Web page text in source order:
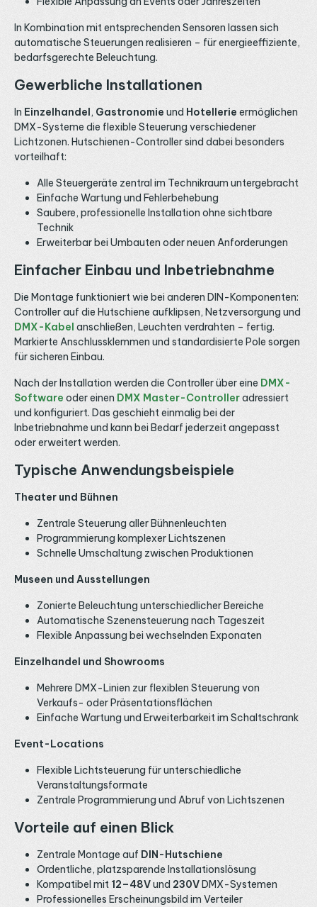
In Kombination mit entsprechenden Sensoren lassen sich
automatische Steuerungen realisieren – für energieeffiziente,
bedarfsgerechte Beleuchtung.
Gewerbliche Installationen
In Einzelhandel, Gastronomie und Hotellerie ermöglichen
DMX-Systeme die flexible Steuerung verschiedener
Lichtzonen. Hutschienen-Controller sind dabei besonders
vorteilhaft:
Alle Steuergeräte zentral im Technikraum untergebracht
Einfache Wartung und Fehlerbehebung
Saubere, professionelle Installation ohne sichtbare
Technik
Erweiterbar bei Umbauten oder neuen Anforderungen
Einfacher Einbau und Inbetriebnahme
Die Montage funktioniert wie bei anderen DIN-Komponenten:
Controller auf die Hutschiene aufklipsen, Netzversorgung und
DMX-Kabel anschließen, Leuchten verdrahten – fertig.
Markierte Anschlussklemmen und standardisierte Pole sorgen
für sicheren Einbau.
Nach der Installation werden die Controller über eine DMX-
Software oder einen DMX Master-Controlleradressiert
und konfiguriert. Das geschieht einmalig bei der
Inbetriebnahme und kann bei Bedarf jederzeit angepasst
oder erweitert werden.
Typische Anwendungsbeispiele
Theater und Bühnen
Zentrale Steuerung aller Bühnenleuchten
Programmierung komplexer Lichtszenen
Schnelle Umschaltung zwischen Produktionen
Museen und Ausstellungen
Zonierte Beleuchtung unterschiedlicher Bereiche
Automatische Szenensteuerung nach Tageszeit
Flexible Anpassung bei wechselnden Exponaten
Einzelhandel und Showrooms
Mehrere DMX-Linien zur flexiblen Steuerung von
Verkaufs- oder Präsentationsflächen
Einfache Wartung und Erweiterbarkeit im Schaltschrank
Event-Locations
Flexible Lichtsteuerung für unterschiedliche
Veranstaltungsformate
Zentrale Programmierung und Abruf von Lichtszenen
Vorteile auf einen Blick
Zentrale Montage auf DIN-Hutschiene
Ordentliche, platzsparende Installationslösung
Kompatibel mit 12–48Vund 230VDMX-Systemen
Professionelles Erscheinungsbild im Verteiler